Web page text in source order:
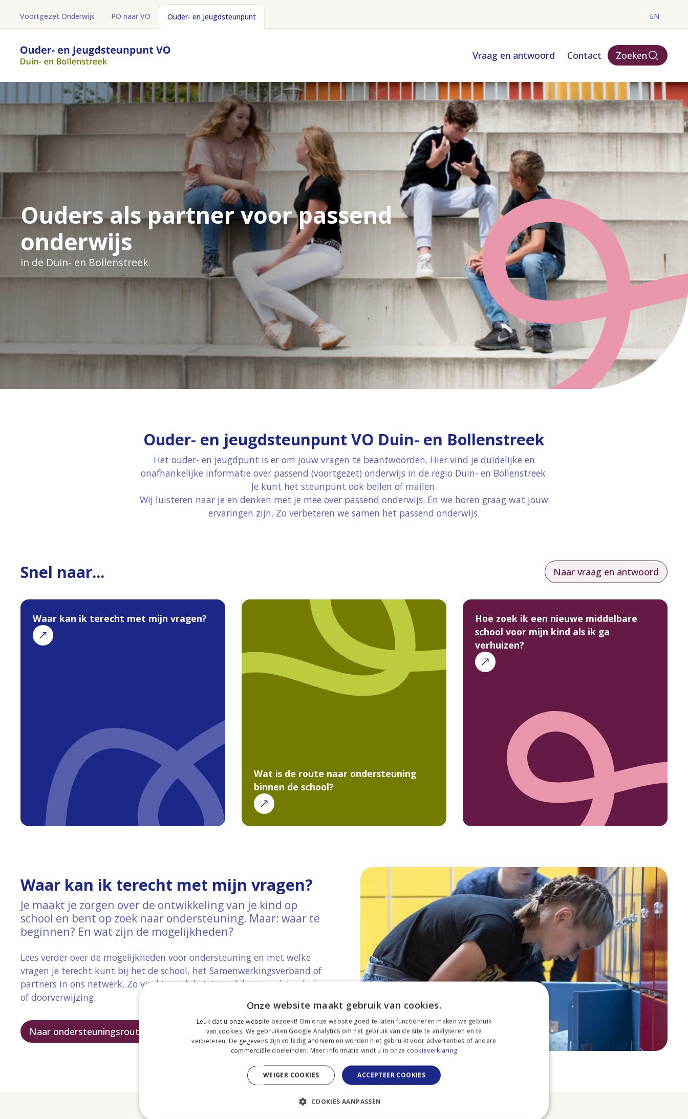
Voortgezet Onderwijs PO naar VO Ouder- en Jeugdsteunpunt EN
Vraag en antwoord Contact Zoeken
Ouders als partner voor passend
onderwijs
in de Duin- en Bollenstreek
Ouder- en jeugdsteunpunt VO Duin- en Bollenstreek
Het ouder- en jeugdpunt is er om jouw vragen te beantwoorden. Hier vind je duidelijke en
onafhankelijke informatie over passend (voortgezet) onderwijs in de regio Duin- en Bollenstreek.
Je kunt het steunpunt ook bellen of mailen.
Wij luisteren naar je en denken met je mee over passend onderwijs. En we horen graag wat jouw
ervaringen zijn. Zo verbeteren we samen het passend onderwijs.
Snel naar... Naar vraag en antwoord
Waar kan ik terecht met mijn vragen?
Wat is de route naar ondersteuning
binnen de school?
Hoe zoek ik een nieuwe middelbare
school voor mijn kind als ik ga
verhuizen?
Waar kan ik terecht met mijn vragen?
Je maakt je zorgen over de ontwikkeling van je kind op
school en bent op zoek naar ondersteuning. Maar: waar te
beginnen? En wat zijn de mogelijkheden?
Lees verder over de mogelijkheden voor ondersteuning en met welke
vragen je terecht kunt bij het de school, het Samenwerkingsverband of
partners in ons netwerk. Zo vind je snel de juiste plek voor advies, hulp
of doorverwijzing.
Naar ondersteuningsroute
Onze website maakt gebruik van cookies.
Leuk dat u onze website bezoekt! Om onze website goed te laten functioneren maken we gebruik
van cookies. We gebruiken Google Analytics om het gebruik van de site te analyseren en te
verbeteren. De gegevens zijn volledig anoniem en worden niet gebruikt voor advertenties of andere
commerciële doeleinden. Meer informatie vindt u in onze cookieverklaring
ACCEPTEER COOKIES
WEIGER COOKIES
COOKIES AANPASSEN